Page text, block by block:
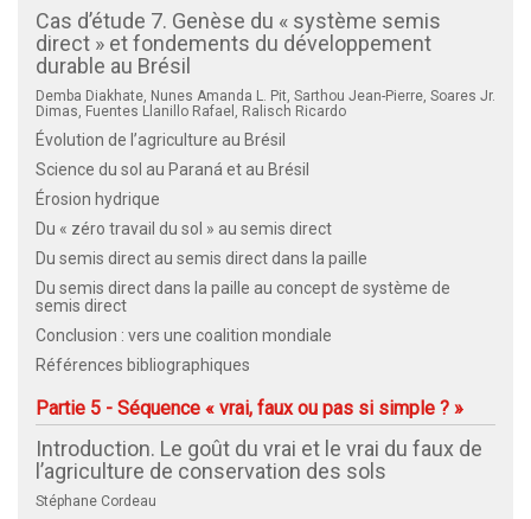
Cas d’étude 7. Genèse du « système semis
direct » et fondements du développement
durable au Brésil
Demba Diakhate, Nunes Amanda L. Pit, Sarthou Jean-Pierre, Soares Jr.
Dimas, Fuentes Llanillo Rafael, Ralisch Ricardo
Évolution de l’agriculture au Brésil
Science du sol au Paraná et au Brésil
Érosion hydrique
Du « zéro travail du sol » au semis direct
Du semis direct au semis direct dans la paille
Du semis direct dans la paille au concept de système de
semis direct
Conclusion : vers une coalition mondiale
Références bibliographiques
Partie 5 - Séquence « vrai, faux ou pas si simple ? »
Introduction. Le goût du vrai et le vrai du faux de
l’agriculture de conservation des sols
Stéphane Cordeau